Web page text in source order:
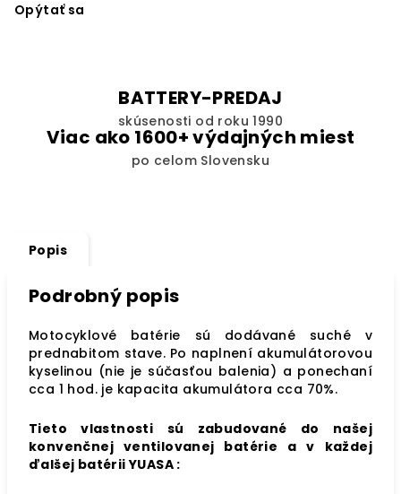
Opýtať sa
BATTERY-PREDAJ
skúsenosti od roku 1990
Viac ako 1600+ výdajných miest
po celom Slovensku
Popis
Podrobný popis
Motocyklové batérie sú dodávané suché v
prednabitom stave. Po naplnení akumulátorovou
kyselinou (nie je súčasťou balenia) a ponechaní
cca 1 hod. je kapacita akumulátora cca 70%.
Tieto vlastnosti sú zabudované do našej
konvenčnej ventilovanej batérie a v každej
ďalšej batérii YUASA :